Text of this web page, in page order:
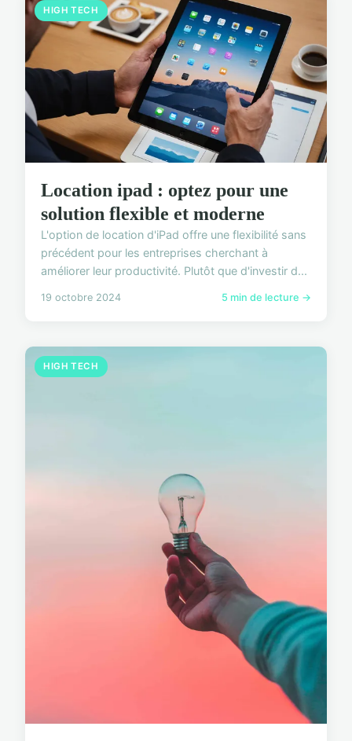
HIGH TECH
Location ipad : optez pour une
solution flexible et moderne
L'option de location d'iPad offre une flexibilité sans
précédent pour les entreprises cherchant à
améliorer leur productivité. Plutôt que d'investir d...
19 octobre 2024 5 min de lecture →
HIGH TECH